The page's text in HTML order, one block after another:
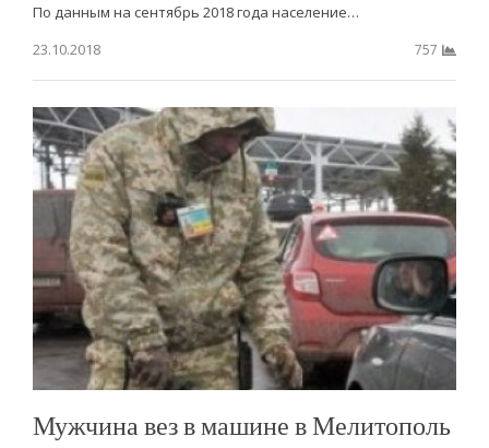
По данным на сентябрь 2018 года население…
23.10.2018
757
Мужчина вез в машине в Мелитополь